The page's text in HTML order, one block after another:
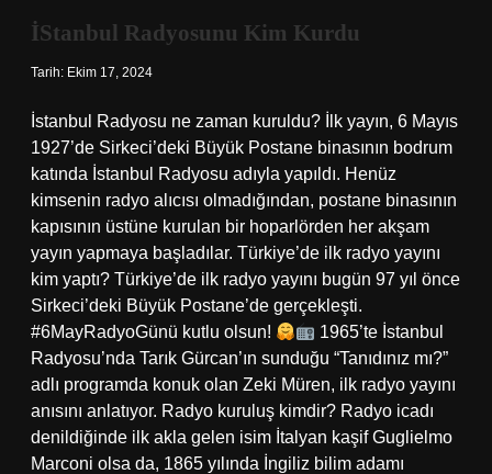
İStanbul Radyosunu Kim Kurdu
Tarih: Ekim 17, 2024
İstanbul Radyosu ne zaman kuruldu? İlk yayın, 6 Mayıs
1927’de Sirkeci’deki Büyük Postane binasının bodrum
katında İstanbul Radyosu adıyla yapıldı. Henüz
kimsenin radyo alıcısı olmadığından, postane binasının
kapısının üstüne kurulan bir hoparlörden her akşam
yayın yapmaya başladılar. Türkiye’de ilk radyo yayını
kim yaptı? Türkiye’de ilk radyo yayını bugün 97 yıl önce
Sirkeci’deki Büyük Postane’de gerçekleşti.
#6MayRadyoGünü kutlu olsun!
1965’te İstanbul
Radyosu’nda Tarık Gürcan’ın sunduğu “Tanıdınız mı?”
adlı programda konuk olan Zeki Müren, ilk radyo yayını
anısını anlatıyor. Radyo kuruluş kimdir? Radyo icadı
denildiğinde ilk akla gelen isim İtalyan kaşif Guglielmo
Marconi olsa da, 1865 yılında İngiliz bilim adamı